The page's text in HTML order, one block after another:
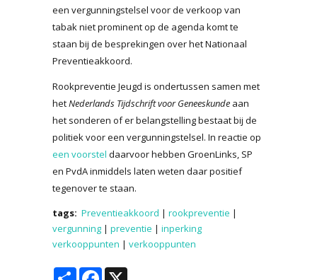
een vergunningstelsel voor de verkoop van
tabak niet prominent op de agenda komt te
staan bij de besprekingen over het Nationaal
Preventieakkoord.
Rookpreventie Jeugd is ondertussen samen met
hetNederlands Tijdschrift voor Geneeskunde aan
het sonderen of er belangstelling bestaat bij de
politiek voor een vergunningstelsel. In reactie op
een voorstel daarvoor hebben GroenLinks, SP
en PvdA inmiddels laten weten daar positief
tegenover te staan.
tags: Preventieakkoord | rookpreventie |
vergunning | preventie | inperking
verkooppunten | verkooppunten
Share Facebook